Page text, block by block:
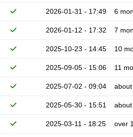
2026-01-31 - 17:49 6
2026-01-12 - 17:32 7
2025-10-23 - 14:45 10
2025-09-05 - 15:06 11
2025-07-02 - 09:04
2025-05-30 - 15:51
2025-03-11 - 18:25 over